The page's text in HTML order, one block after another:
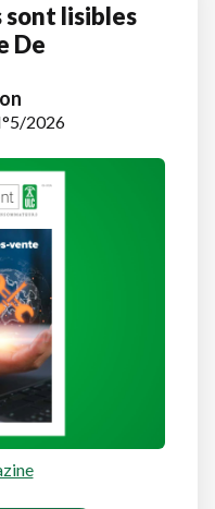
sont lisibles
De
2026